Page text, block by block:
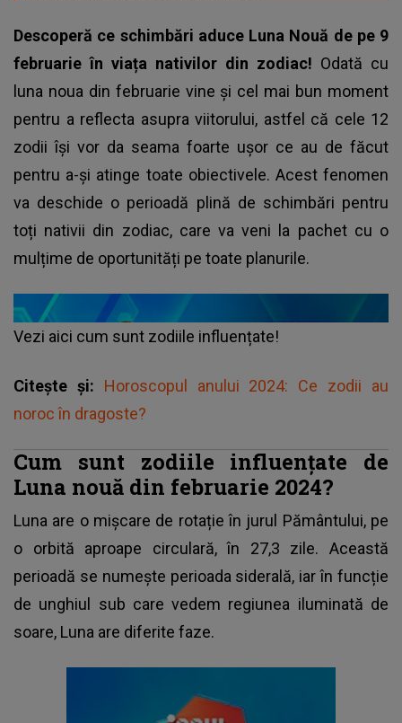
Descoperă ce schimbări aduce Luna Nouă de pe 9
februarie în viața nativilor din zodiac! Odată cu
luna noua din februarie vine și cel mai bun moment
pentru a reflecta asupra viitorului, astfel că cele 12
zodii își vor da seama foarte ușor ce au de făcut
pentru a-și atinge toate obiectivele. Acest fenomen
va deschide o perioadă plină de schimbări pentru
toți nativii din zodiac, care va veni la pachet cu o
mulțime de oportunități pe toate planurile.
Vezi aici cum sunt zodiile influențate!
Citește și: Horoscopul anului 2024: Ce zodii au
noroc în dragoste?
Cum sunt zodiile influențate de
Luna nouă din februarie 2024?
Luna are o mișcare de rotație în jurul Pământului, pe
o orbită aproape circulară, în 27,3 zile. Această
perioadă se numește perioada siderală, iar în funcție
de unghiul sub care vedem regiunea iluminată de
soare, Luna are diferite faze.